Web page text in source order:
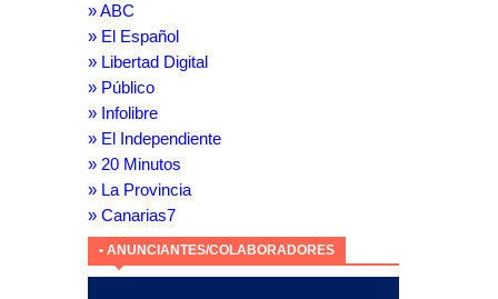
» ABC
» El Español
» Libertad Digital
» Público
» Infolibre
» El Independiente
» 20 Minutos
» La Provincia
» Canarias7
• ANUNCIANTES/COLABORADORES